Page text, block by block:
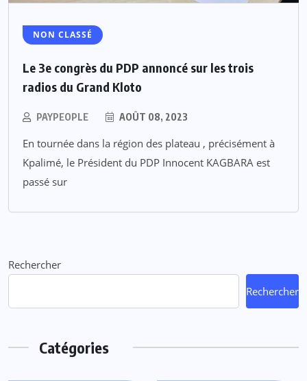
NON CLASSÉ
Le 3e congrès du PDP annoncé sur les trois
radios du Grand Kloto
PAYPEOPLE AOÛT 08, 2023
En tournée dans la région des plateau , précisément à
Kpalimé, le Président du PDP Innocent KAGBARA est
passé sur
Rechercher
Rechercher
Catégories